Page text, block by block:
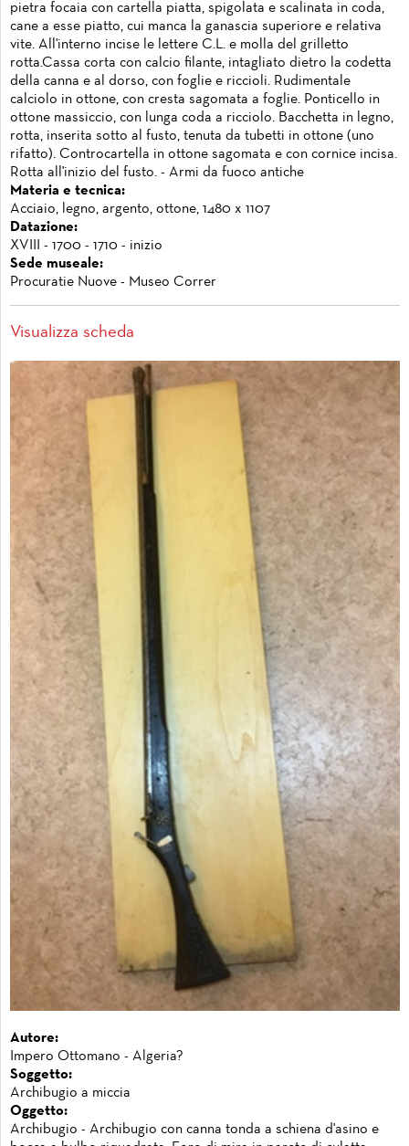
pietra focaia con cartella piatta, spigolata e scalinata in coda,
cane a esse piatto, cui manca la ganascia superiore e relativa
vite. All'interno incise le lettere C.L. e molla del grilletto
rotta.Cassa corta con calcio filante, intagliato dietro la codetta
della canna e al dorso, con foglie e riccioli. Rudimentale
calciolo in ottone, con cresta sagomata a foglie. Ponticello in
ottone massiccio, con lunga coda a ricciolo. Bacchetta in legno,
rotta, inserita sotto al fusto, tenuta da tubetti in ottone (uno
rifatto). Controcartella in ottone sagomata e con cornice incisa.
Rotta all'inizio del fusto. - Armi da fuoco antiche
Materia e tecnica:
Acciaio, legno, argento, ottone, 1480 x 1107
Datazione:
XVIII - 1700 - 1710 - inizio
Sede museale:
Procuratie Nuove - Museo Correr
Visualizza scheda
Autore:
Impero Ottomano - Algeria?
Soggetto:
Archibugio a miccia
Oggetto:
Archibugio - Archibugio con canna tonda a schiena d'asino e